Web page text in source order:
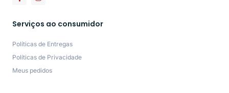
Serviços ao consumidor
Políticas de Entregas
Políticas de Privacidade
Meus pedidos